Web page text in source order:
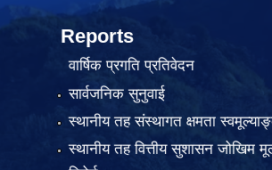
Reports
वार्षिक प्रगति प्रतिवेदन
सार्वजनिक सुनुवाई
स्थानीय तह संस्थागत क्षमता
स्थानीय तह वित्तीय सुशासन जोखिम